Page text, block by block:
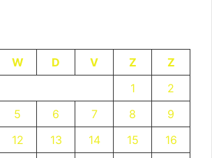
W D V Z
Z
1
2
5 6 7 8
9
12 13 14 15
16